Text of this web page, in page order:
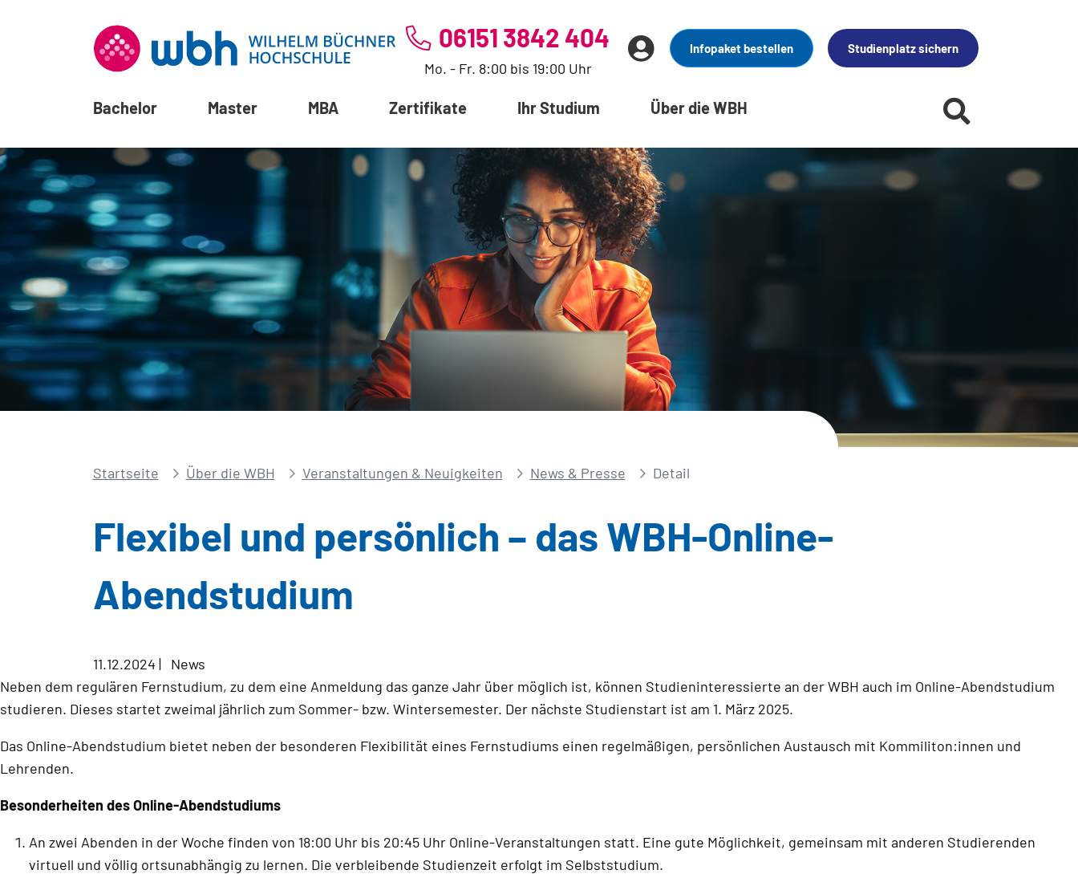
06151 3842 404
Mo. - Fr. 8:00 bis 19:00 Uhr
Infopaket bestellen Studienplatz sichern
Bachelor Master MBA Zertifikate Ihr Studium Über die WBH
Startseite Über die WBH Veranstaltungen & Neuigkeiten News & Presse Detail
Flexibel und persönlich – das WBH-Online-
Abendstudium
11.12.2024 | News
Neben dem regulären Fernstudium, zu dem eine Anmeldung das ganze Jahr über möglich ist, können Studieninteressierte an der WBH auch im Online-Abendstudium
studieren. Dieses startet zweimal jährlich zum Sommer- bzw. Wintersemester. Der nächste Studienstart ist am 1. März 2025.
Das Online-Abendstudium bietet neben der besonderen Flexibilität eines Fernstudiums einen regelmäßigen, persönlichen Austausch mit Kommiliton:innen und
Lehrenden.
Besonderheiten des Online-Abendstudiums
An zwei Abenden in der Woche finden von 18:00 Uhr bis 20:45 Uhr Online-Veranstaltungen statt. Eine gute Möglichkeit, gemeinsam mit anderen Studierenden
virtuell und völlig ortsunabhängig zu lernen. Die verbleibende Studienzeit erfolgt im Selbststudium.